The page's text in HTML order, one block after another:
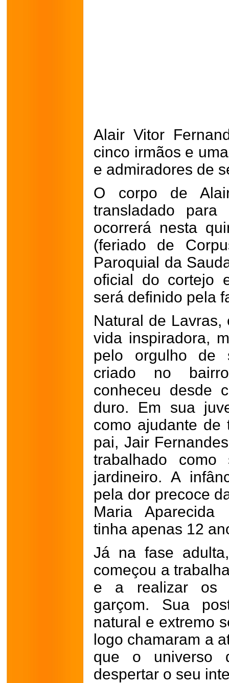
Alair Vitor
cinco irmãos e
e admiradores de
O corpo de
transladado para
ocorrerá nesta
(feriado de
Paroquial da
oficial do cortejo
será definido pela
Natural de
vida inspiradora,
pelo orgulho de
criado no
conheceu desde
duro. Em sua
como ajudante
pai, Jair
trabalhado
jardineiro. A
pela dor precoce
Maria Aparecida
tinha apenas 12
Já na fase
começou a
e a realizar os
garçom. Sua
natural e extremo
logo chamaram a
que o universo
despertar o seu